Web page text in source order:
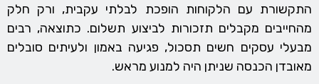
התקשורת עם הלקוחות הופכת לבלתי עקבית, ורק חלק
מהחייבים מקבלים תזכורות לביצוע תשלום. כתוצאה, רבים
מבעלי עסקים חשים תסכול, פגיעה באמון ולעיתים סובלים
מאובדן הכנסה שניתן היה למנוע מראש.